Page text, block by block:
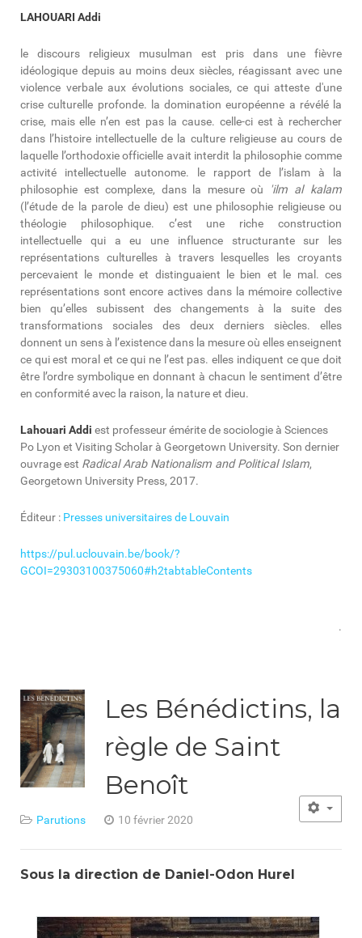
LAHOUARI Addi
le discours religieux musulman est pris dans une fièvre
idéologique depuis au moins deux siècles, réagissant avec une
violence verbale aux évolutions sociales, ce qui atteste d'une
crise culturelle profonde. la domination européenne a révélé la
crise, mais elle n’en est pas la cause. celle-ci est à rechercher
dans l’histoire intellectuelle de la culture religieuse au cours de
laquelle l’orthodoxie officielle avait interdit la philosophie comme
activité intellectuelle autonome. le rapport de l’islam à la
philosophie est complexe, dans la mesure où
'ilm al kalam
(l’étude de la parole de dieu) est une philosophie religieuse ou
théologie philosophique. c’est une riche construction
intellectuelle qui a eu une influence structurante sur les
représentations culturelles à travers lesquelles les croyants
percevaient le monde et distinguaient le bien et le mal. ces
représentations sont encore actives dans la mémoire collective
bien qu’elles subissent des changements à la suite des
transformations sociales des deux derniers siècles. elles
donnent un sens à l’existence dans la mesure où elles enseignent
ce qui est moral et ce qui ne l’est pas. elles indiquent ce que doit
être l’ordre symbolique en donnant à chacun le sentiment d’être
en conformité avec la raison, la nature et dieu.
Lahouari Addi est professeur émérite de sociologie à Sciences
Po Lyon et Visiting Scholar à Georgetown University. Son dernier
ouvrage est Radical Arab Nationalism and Political Islam,
Georgetown University Press, 2017.
Éditeur : Presses universitaires de Louvain
https://pul.uclouvain.be/book/?
GCOI=29303100375060#h2tabtableContents
.
Les Bénédictins, la
règle de Saint
Benoît
Parutions 10 février 2020
Sous la direction de Daniel-Odon Hurel